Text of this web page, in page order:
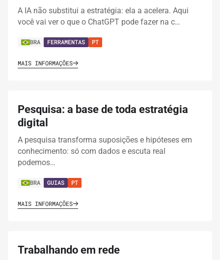
A IA não substitui a estratégia: ela a acelera. Aqui
você vai ver o que o ChatGPT pode fazer na c…
BRA FERRAMENTAS PT
MAIS INFORMAÇÕES
Pesquisa: a base de toda estratégia
digital
A pesquisa transforma suposições e hipóteses em
conhecimento: só com dados e escuta real
podemos…
BRA GUIAS PT
MAIS INFORMAÇÕES
Trabalhando em rede